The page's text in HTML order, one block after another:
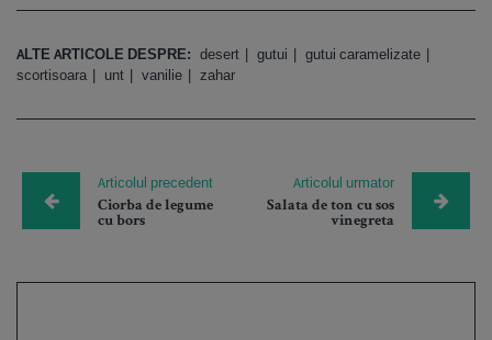
ALTE ARTICOLE DESPRE: desert gutui
gutui caramelizate
scortisoara
unt vanilie zahar
Articolul precedent
Ciorba de legume
cu bors
Articolul urmator
Salata de ton cu sos
vinegreta